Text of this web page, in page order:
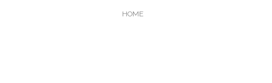
HOME